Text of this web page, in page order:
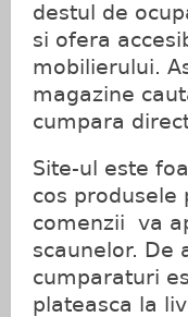
destul de
si ofera
mobilierului.
magazine
cumpara
Site-ul este
cos produsele
comenzii va
scaunelor. De
cumparaturi
plateasca la